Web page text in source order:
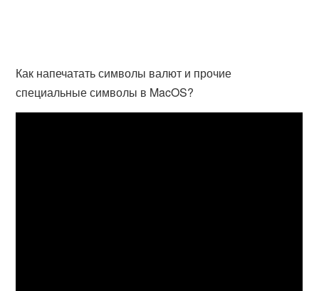
Как напечатать символы валют и прочие
специальные символы в MacOS?